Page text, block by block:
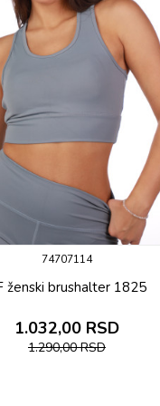
74707114
ženski brushalter 1825
1.032,00 RSD
1.290,00RSD